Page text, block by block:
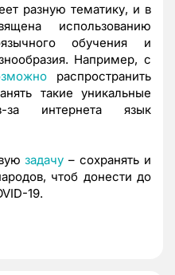
разную тематику, и в
использованию
обучения и
Например, с
распространить
такие уникальные
интернета язык
задачу – сохранять и
чтоб донести до
19.